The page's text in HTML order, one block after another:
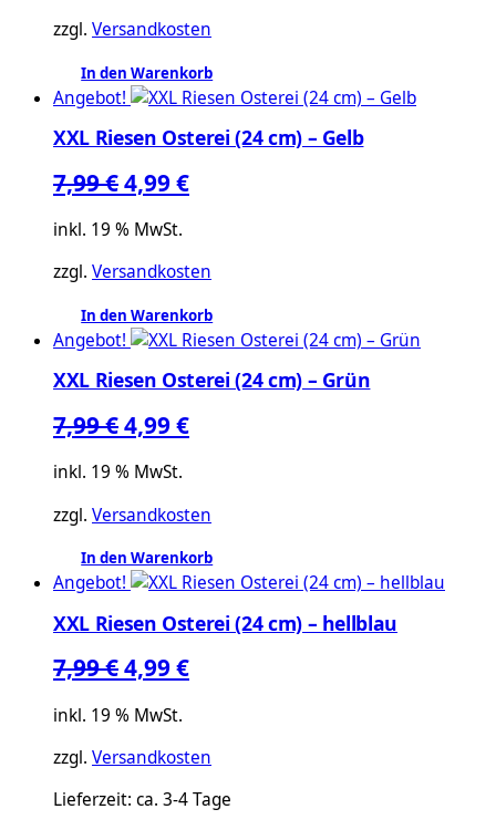
7,99 €4,99 €.
zzgl. Versandkosten
In den Warenkorb
Angebot!
XXL Riesen Osterei (24 cm) – Gelb
7,99€Ursprünglicher
Preis
7,99 €
4,99€Aktueller
4,99 €.
inkl. 19 % MwSt.
zzgl. Versandkosten
In den Warenkorb
Angebot!
XXL Riesen Osterei (24 cm) – Grün
7,99€Ursprünglicher
Preis
7,99 €
4,99€Aktueller
4,99 €.
inkl. 19 % MwSt.
zzgl. Versandkosten
In den Warenkorb
Angebot!
XXL Riesen Osterei (24 cm) – hellblau
7,99€Ursprünglicher
Preis
7,99 €
4,99€Aktueller
4,99 €.
inkl. 19 % MwSt.
zzgl. Versandkosten
Lieferzeit: ca. 3-4 Tage